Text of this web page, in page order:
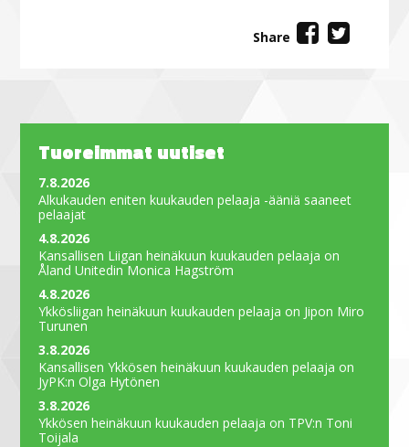
Share
Tuoreimmat uutiset
7.8.2026
Alkukauden eniten kuukauden pelaaja -ääniä saaneet
pelaajat
4.8.2026
Kansallisen Liigan heinäkuun kuukauden pelaaja on
Åland Unitedin Monica Hagström
4.8.2026
Ykkösliigan heinäkuun kuukauden pelaaja on Jipon Miro
Turunen
3.8.2026
Kansallisen Ykkösen heinäkuun kuukauden pelaaja on
JyPK:n Olga Hytönen
3.8.2026
Ykkösen heinäkuun kuukauden pelaaja on TPV:n Toni
Toijala